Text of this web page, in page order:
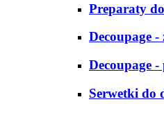
Preparaty
Decoupage -
Decoupage
Serwetki do